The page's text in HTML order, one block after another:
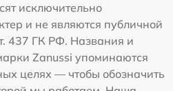
исключительно
и не являются публичной
437 ГК РФ. Названия и
Zanussi упоминаются
целях — чтобы обозначить